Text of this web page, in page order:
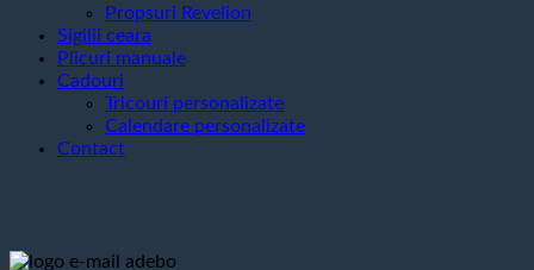
Propsuri Revelion
Sigilii ceara
Plicuri manuale
Cadouri
Tricouri personalizate
Calendare personalizate
Contact